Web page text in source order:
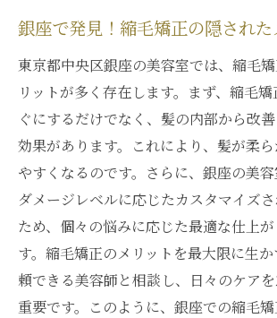
ーチ
ダメージケアに特化した銀座
銀座で見つける髪のダメージ
矯正法
縮毛矯正で髪の健康を守る銀
銀座の縮毛矯正で実感するダ
銀座で見つける縮毛矯正の未来と
銀座の縮毛矯正で見つける未
ン
銀座で発見！縮毛矯正の隠された
東京都中央区銀座の美容室では、縮毛
リットが多く存在します。まず、縮毛
ぐにするだけでなく、髪の内部から改
効果があります。これにより、髪が柔
やすくなるのです。さらに、銀座の美
ダメージレベルに応じたカスタマイズ
ため、個々の悩みに応じた最適な仕上
す。縮毛矯正のメリットを最大限に生
頼できる美容師と相談し、日々のケア
重要です。このように、銀座での縮毛